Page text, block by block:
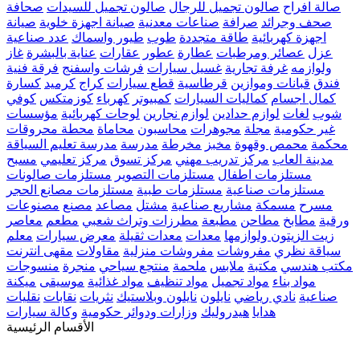
صالة افراح صالون تجميل للرجال صالون تجميل للسيدات صحافة
صحف وجرائد صرافة صناعات معدنية صيانة اجهزة خلوية صيانة
اجهزة كهربائية طاقة متجددة طوب طيور واسماك عدد صناعية
عزل عصائر ومرطبات عطارة عطور عقارات عناية بالبشرة غاز
ولوازمه غرفة تجارية غسيل سيارات فرشات واسفنج فرقة فنية
فندق قبانات وموازين قرطاسية قطع سيارات كراج كرميد كسارة
كمال اجسام كماليات السيارات كمبيوتر كهرباء كوزمتكس كوفي
شوب لغات لوازم حدادين لوازم نجارين لوحات كهربائية مؤسسات
غير حكومية مجلة مجوهرات محاسبون محاماة محطة محروقات
محكمة محمص وقهوة مخبز مخرطة مدرسة مدرسة تعليم السياقة
مدينة العاب مركز تدريب مهني مركز تسوق مركز تعليمي مسبح
مستلزمات اطفال مستلزمات التصوير مستلزمات صالونات
مستلزمات صناعية مستلزمات طبية مستلزمات مصانع الحجر
مسرح مسمكة مشاريع صناعية مشتل مصاعد مصنع مصنوعات
ورقية مطابخ مطاحن مطبعة مطرزات وتراث شعبي مطعم معاصر
زيت الزيتون ولوازمها معدات معدات ثقيلة معرض سيارات معلم
سياقة نظري مفروشات مفروشات منزلية مقاولات مقهى انترنت
مكتب هندسي مكتبة ملابس ملحمة منتجع سياحي منجرة منسوجات
مواد بناء مواد تجميل مواد تنظيف مواد غذائية موسيقى ميكنة
صناعية نادي رياضي نايلون نايلون وبلاستيك نثريات نقابات نقليات
هدايا هيدروليك وزارات ودوائر حكومية وكالة سيارات
الأقسام الرئيسية